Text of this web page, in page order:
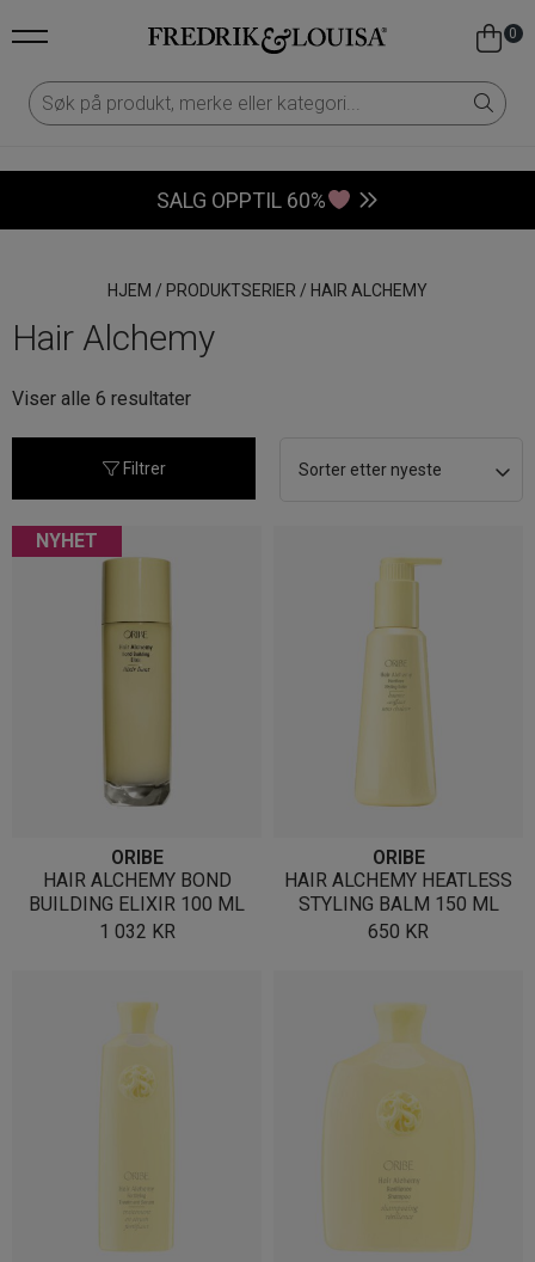
0
SALG OPPTIL 60%
HJEM / PRODUKTSERIER / HAIR ALCHEMY
Hair Alchemy
Viser alle 6 resultaterSortert
Filtrer
NYHET
ORIBE
HAIR ALCHEMY BOND
BUILDING ELIXIR 100 ML
1 032 KR
ORIBE
HAIR ALCHEMY HEATLESS
STYLING BALM 150 ML
650 KR